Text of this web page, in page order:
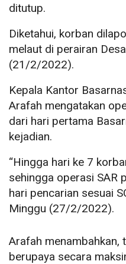
ditutup.
Diketahui, korban
melaut di perairan
(21/2/2022).
Kepala Kantor
Arafah mengatakan
dari hari pertama
kejadian.
“Hingga hari ke 7
sehingga operasi SAR
hari pencarian sesuai
Minggu (27/2/2022).
Arafah menambahkan,
berupaya secara